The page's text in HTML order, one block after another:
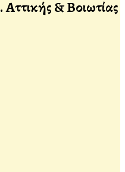
& Βοιωτίας